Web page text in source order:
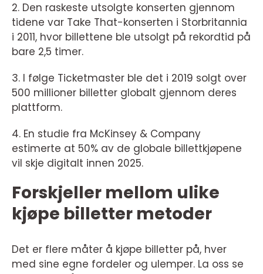
2. Den raskeste utsolgte konserten gjennom
tidene var Take That-konserten i Storbritannia
i 2011, hvor billettene ble utsolgt på rekordtid på
bare 2,5 timer.
3. I følge Ticketmaster ble det i 2019 solgt over
500 millioner billetter globalt gjennom deres
plattform.
4. En studie fra McKinsey & Company
estimerte at 50% av de globale billettkjøpene
vil skje digitalt innen 2025.
Forskjeller mellom ulike
kjøpe billetter metoder
Det er flere måter å kjøpe billetter på, hver
med sine egne fordeler og ulemper. La oss se